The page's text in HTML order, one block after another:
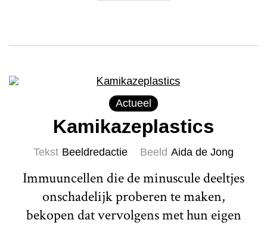
Actueel
Kamikazeplastics
Tekst Beeldredactie Beeld Aida de Jong
Immuuncellen die de minuscule deeltjes
onschadelijk proberen te maken,
bekopen dat vervolgens met hun eigen